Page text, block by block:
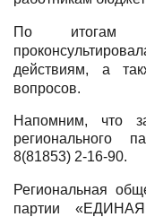
По итогам
действиям, а
вопросов.
Напомним, что
регионального
8(81853) 2-16-90.
Региональная
партии